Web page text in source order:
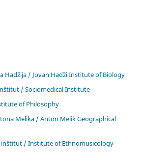
Hadžija / Jovan Hadži Institute of Biology
/ Sociomedical Institute
of Philosophy
Melika / Anton Melik Geographical
/ Institute of Ethnomusicology